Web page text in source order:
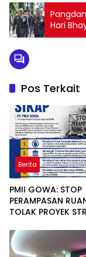
Hari
Pos Terkait
Berita
PMII GOWA: STOP
PERAMPASAN
TOLAK PROYEK
MENGORBANKAN